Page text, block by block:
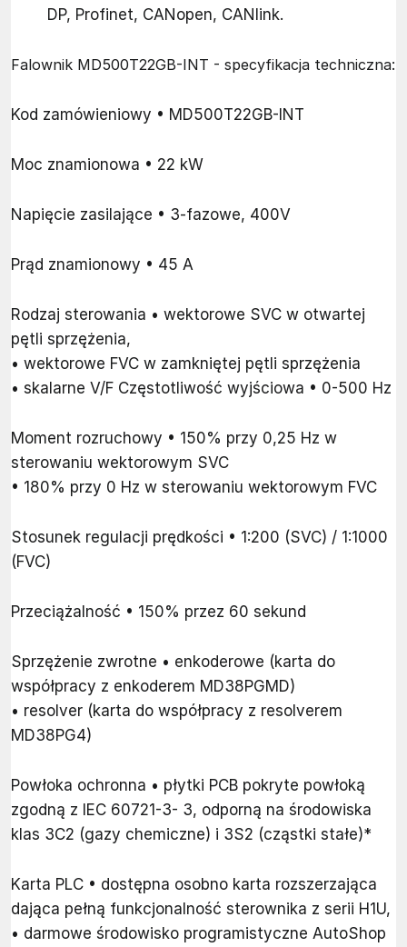
DP, Profinet, CANopen, CANlink.
Falownik MD500T22GB-INT - specyfikacja techniczna:
Kod zamówieniowy • MD500T22GB-INT
Moc znamionowa • 22 kW
Napięcie zasilające • 3-fazowe, 400V
Prąd znamionowy • 45 A
Rodzaj sterowania • wektorowe SVC w otwartej
pętli sprzężenia,
• wektorowe FVC w zamkniętej pętli sprzężenia
• skalarne V/F Częstotliwość wyjściowa • 0-500 Hz
Moment rozruchowy • 150% przy 0,25 Hz w
sterowaniu wektorowym SVC
• 180% przy 0 Hz w sterowaniu wektorowym FVC
Stosunek regulacji prędkości • 1:200 (SVC) / 1:1000
(FVC)
Przeciążalność • 150% przez 60 sekund
Sprzężenie zwrotne • enkoderowe (karta do
współpracy z enkoderem MD38PGMD)
• resolver (karta do współpracy z resolverem
MD38PG4)
Powłoka ochronna • płytki PCB pokryte powłoką
zgodną z IEC 60721-3- 3, odporną na środowiska
klas 3C2 (gazy chemiczne) i 3S2 (cząstki stałe)*
Karta PLC • dostępna osobno karta rozszerzająca
dająca pełną funkcjonalność sterownika z serii H1U,
• darmowe środowisko programistyczne AutoShop